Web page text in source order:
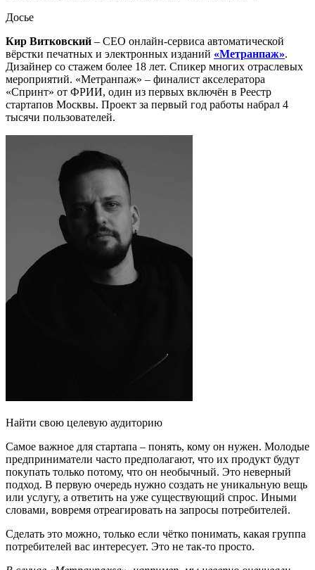
Досье
Кир Витковский – СЕО онлайн-сервиса автоматической
вёрстки печатных и электронных изданий «Метранпаж».
Дизайнер со стажем более 18 лет. Спикер многих отраслевых
мероприятий. «Метранпаж» – финалист акселератора
«Спринт» от ФРИИ, один из первых включён в Реестр
стартапов Москвы. Проект за первый год работы набрал 4
тысячи пользователей.
Найти свою целевую аудиторию
Самое важное для стартапа – понять, кому он нужен. Молодые
предприниматели часто предполагают, что их продукт будут
покупать только потому, что он необычный. Это неверный
подход. В первую очередь нужно создать не уникальную вещь
или услугу, а ответить на уже существующий спрос. Иными
словами, вовремя отреагировать на запросы потребителей.
Сделать это можно, только если чётко понимать, какая группа
потребителей вас интересует. Это не так-то просто.